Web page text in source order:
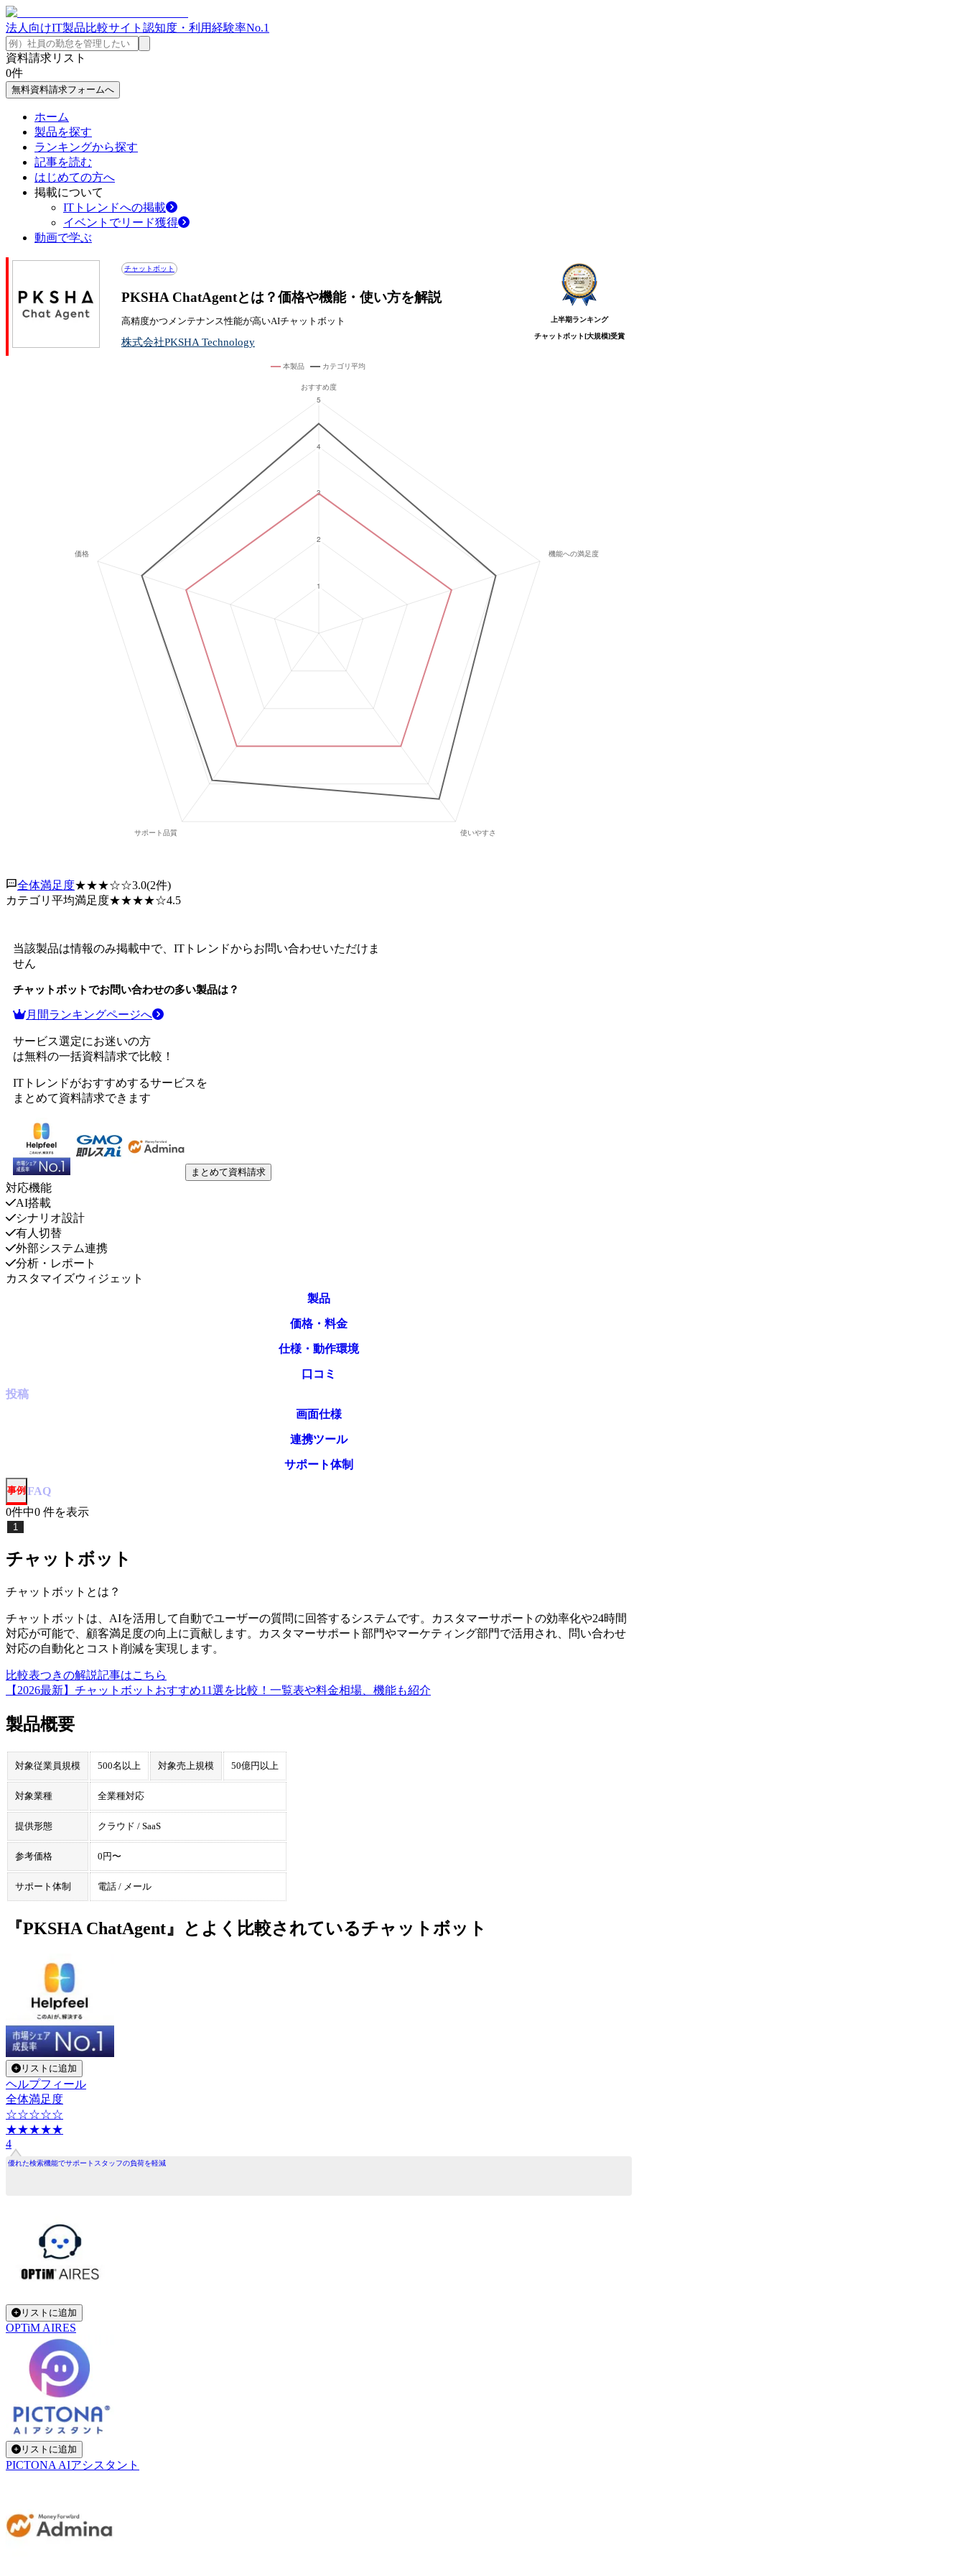
法人向けIT製品比較サイト 認知度・利用経験率No.1
資料請求リスト
0件
無料資料請求フォームへ
ホーム
製品を探す
ランキングから探す
記事を読む
はじめての方へ
掲載について
ITトレンドへの掲載
イベントでリード獲得
動画で学ぶ
チャットボット
PKSHA ChatAgentとは？価格や機能・使い方を解説
高精度かつメンテナンス性能が高いAIチャットボット
株式会社PKSHA Technology
上半期ランキング
チャットボット[大規模]受賞
全体満足度★★★☆☆3.0(2件)
カテゴリ平均満足度★★★★☆4.5
当該製品は情報のみ掲載中で、ITトレンドからお問い合わせいただけま
せん
チャットボットでお問い合わせの多い製品は？
月間ランキングページへ
サービス選定にお迷いの方
は無料の一括資料請求で比較！
ITトレンドがおすすめするサービスを
まとめて資料請求できます
まとめて資料請求
対応機能
AI搭載
シナリオ設計
有人切替
外部システム連携
分析・レポート
カスタマイズウィジェット
製品
価格・料金
仕様・動作環境
口コミ
投稿
画面仕様
連携ツール
サポート体制
事例 FAQ
0件中0 件を表示
1
チャットボット
チャットボット とは？
チャットボットは、AIを活用して自動でユーザーの質問に回答するシステムです。カスタマーサポートの効率化や24時間
対応が可能で、顧客満足度の向上に貢献します。カスタマーサポート部門やマーケティング部門で活用され、問い合わせ
対応の自動化とコスト削減を実現します。
比較表つきの解説記事はこちら
【2026最新】チャットボットおすすめ11選を比較！一覧表や料金相場、機能も紹介
製品概要
対象従業員規模 500名以上 対象売上規模 50億円以上
対象業種 全業種対応
提供形態 クラウド / SaaS
参考価格 0円〜
サポート体制 電話 / メール
『PKSHA ChatAgent』とよく比較されているチャットボット
リストに追加
ヘルプフィール
全体満足度
☆☆☆☆☆
★★★★★
4
優れた検索機能でサポートスタッフの負荷を軽減
リストに追加
OPTiM AIRES
リストに追加
PICTONA AIアシスタント